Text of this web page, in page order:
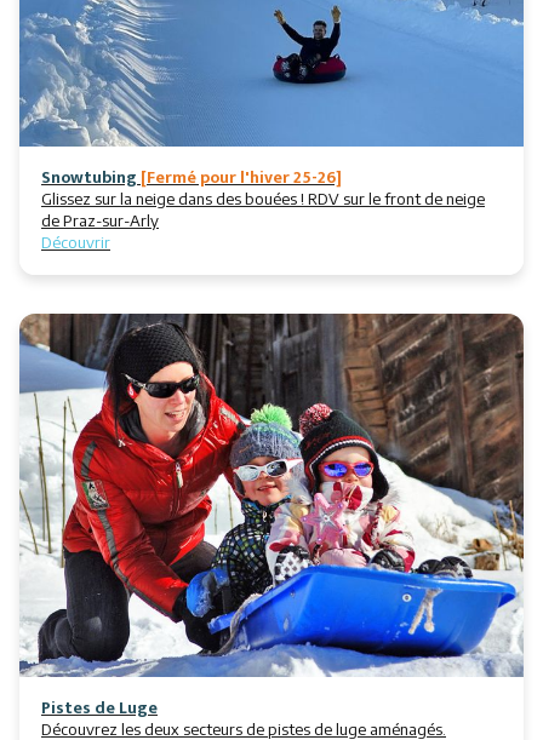
Animations
Services
Snowtubing[Fermé pour l'hiver 25-26]
Glissez sur la neige dans des bouées ! RDV sur le front de neige
de Praz-sur-Arly
Découvrir
Pistes de Luge
Découvrez les deux secteurs de pistes de luge aménagés.